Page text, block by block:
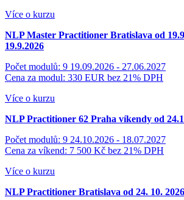
Více o kurzu
NLP Master Practitioner Bratislava od
19.9.2026
Počet modulů: 9 19.09.2026 - 27.06.2027
Cena za modul: 330 EUR bez 21% DPH
Více o kurzu
NLP Practitioner 62 Praha víkendy od
Počet modulů: 9 24.10.2026 - 18.07.2027
Cena za víkend: 7 500 Kč bez 21% DPH
Více o kurzu
NLP Practitioner Bratislava od 24. 10. 2026